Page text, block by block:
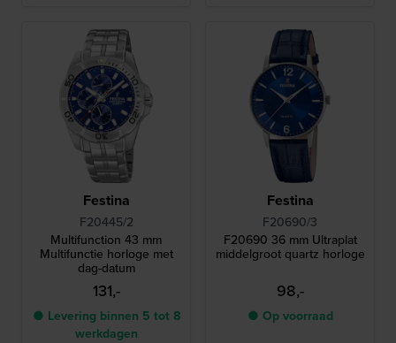
Festina
F20445/2
Multifunction 43 mm
Multifunctie horloge met
dag-datum
131,-
● Levering binnen 5 tot 8
werkdagen
Festina
F20690/3
F20690 36 mm Ultraplat
middelgroot quartz horloge
98,-
● Op voorraad